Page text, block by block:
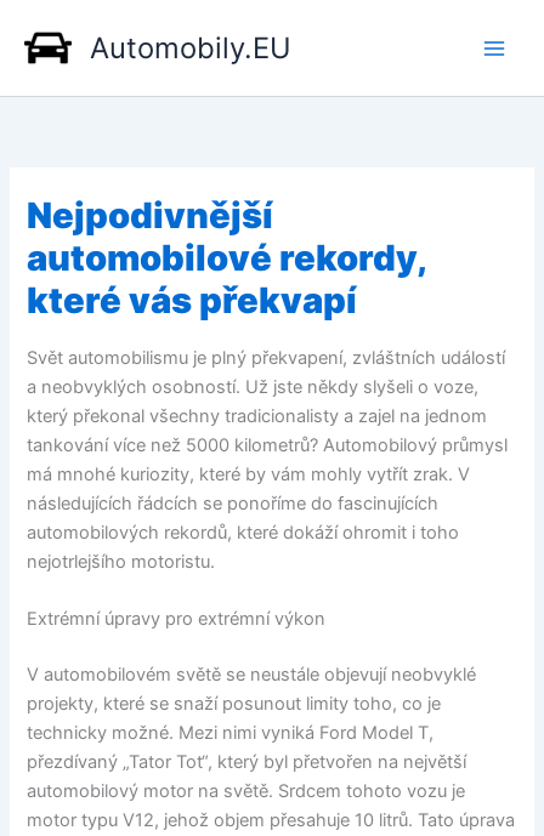
obsah
Automobily.EU
Nejpodivnější
automobilové rekordy,
které vás překvapí
Svět automobilismu je plný překvapení, zvláštních událostí
a neobvyklých osobností. Už jste někdy slyšeli o voze,
který překonal všechny tradicionalisty a zajel na jednom
tankování více než 5000 kilometrů? Automobilový průmysl
má mnohé kuriozity, které by vám mohly vytřít zrak. V
následujících řádcích se ponoříme do fascinujících
automobilových rekordů, které dokáží ohromit i toho
nejotrlejšího motoristu.
Extrémní úpravy pro extrémní výkon
V automobilovém světě se neustále objevují neobvyklé
projekty, které se snaží posunout limity toho, co je
technicky možné. Mezi nimi vyniká Ford Model T,
přezdívaný „Tator Tot“, který byl přetvořen na největší
automobilový motor na světě. Srdcem tohoto vozu je
motor typu V12, jehož objem přesahuje 10 litrů. Tato úprava